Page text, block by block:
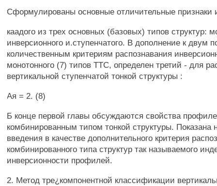
Сформулированы основные отличительные признаки
каадого из трех основных (базовых) типов структур:
инверсионного и.ступенчатого. В дополнение к двум
количественным критериям распознавания
монотонного (7) типов TTC, определен третий - для
вертикальной ступенчатой тонкой структуры :
Ая = 2. (8)
Б конце первой главы обсуждаются свойства
комбинированным типом тонкой структуры. Показана
введения в качестве дополнительного критерия
комбинированного типа структур так называемого
инверсионности профилей.
2. Метод тре¿компонентной классификации